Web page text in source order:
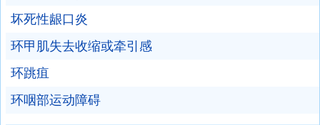
坏死性龈口炎
环甲肌失去收缩或牵引感
环跳疽
环咽部运动障碍